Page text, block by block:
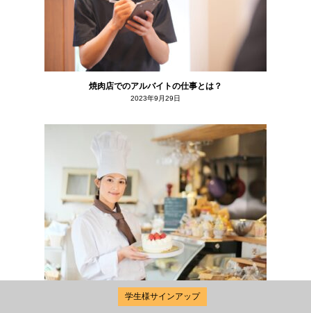
焼肉店でのアルバイトの仕事とは？
2023年9月29日
ケーキショップでのアルバイトの仕事とは？
学生様サインアップ